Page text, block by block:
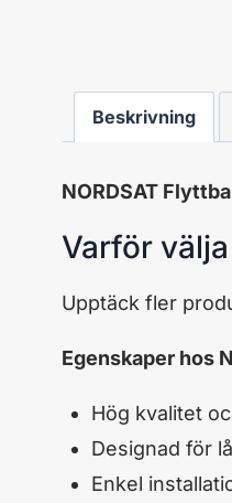
Beskrivning
NORDSAT
Varför
Upptäck fler
Egenskaper hos
Hög kvalitet
Designad för
Enkel